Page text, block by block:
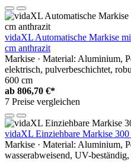
vidaXL Automatische Markise
cm anthrazit
Markise · Material: Aluminium,
elektrisch, pulverbeschichtet,
600 cm
ab 806,70 €*
7 Preise vergleichen
vidaXL Einziehbare Markise 300
Markise · Material: Aluminium,
wasserabweisend, UV-